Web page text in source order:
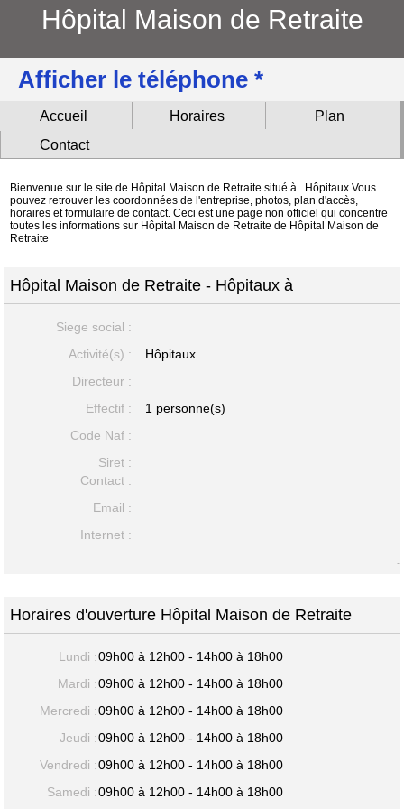
Hôpital Maison de Retraite
Afficher le téléphone *
Accueil Horaires
Plan
Contact
Bienvenue sur le site de Hôpital Maison de Retraite situé à . Hôpitaux Vous
pouvez retrouver les coordonnées de l'entreprise, photos, plan d'accès,
horaires et formulaire de contact. Ceci est une page non officiel qui concentre
toutes les informations sur Hôpital Maison de Retraite de Hôpital Maison de
Retraite
Hôpital Maison de Retraite - Hôpitaux à
Siege social :
Activité(s) :
Hôpitaux
Directeur :
Effectif :
1 personne(s)
Code Naf :
Siret :
Contact :
Email :
Internet :
-
Horaires d'ouverture Hôpital Maison de Retraite
Lundi :09h00 à 12h00 - 14h00 à 18h00
Mardi :09h00 à 12h00 - 14h00 à 18h00
Mercredi :09h00 à 12h00 - 14h00 à 18h00
Jeudi :09h00 à 12h00 - 14h00 à 18h00
Vendredi :09h00 à 12h00 - 14h00 à 18h00
Samedi :09h00 à 12h00 - 14h00 à 18h00